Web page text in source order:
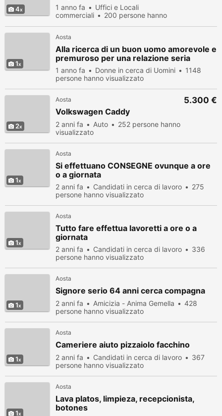
4 1 anno fa
Uffici e Locali
commerciali
200 persone hanno
1
Aosta
Alla ricerca di un buon uomo amorevole e
premuroso per una relazione seria
1 anno fa Donne in cerca di Uomini
1148
persone hanno visualizzato
2
Aosta
Volkswagen Caddy
2 anni fa Auto
252 persone hanno
visualizzato
5.300 €
1
Aosta
Si effettuano CONSEGNE ovunque a ore
o a giornata
2 anni fa Candidati in cerca di lavoro
275
persone hanno visualizzato
1
Aosta
Tutto fare effettua lavoretti a ore o a
giornata
2 anni fa Candidati in cerca di lavoro
336
persone hanno visualizzato
1
Aosta
Signore serio 64 anni cerca compagna
2 anni fa Amicizia - Anima Gemella
428
persone hanno visualizzato
1
Aosta
Cameriere aiuto pizzaiolo facchino
2 anni fa Candidati in cerca di lavoro
367
persone hanno visualizzato
1
Aosta
Lava platos, limpieza, recepcionista,
botones